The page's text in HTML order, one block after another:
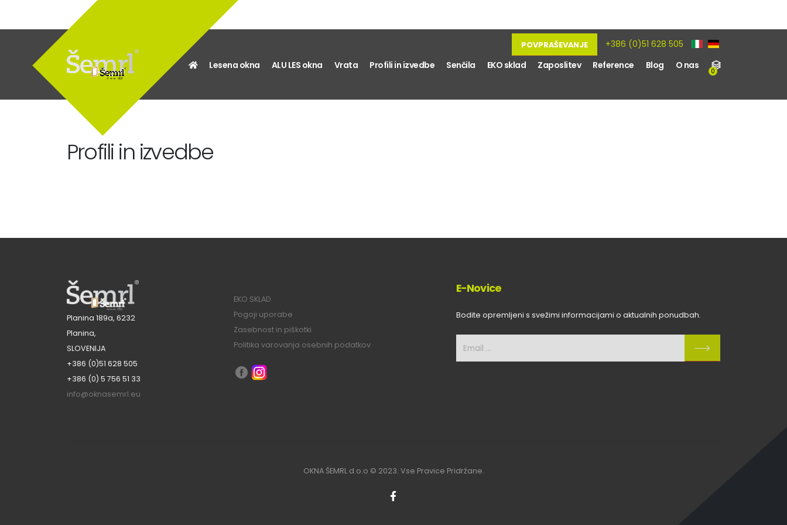
POVPRAŠEVANJE
+386 (0)51 628 505
Lesena okna
ALU LES okna Vrata Profili in izvedbe Senčila EKO sklad Zaposlitev Reference Blog O nas
0
Profili in izvedbe
Planina 189a, 6232
Planina,
SLOVENIJA
+386 (0)51 628 505
+386 (0) 5 756 51 33
info@oknasemrl.eu
EKO SKLAD
Pogoji uporabe
Zasebnost in piškotki
Politika varovanja osebnih podatkov
E-Novice
Bodite opremljeni s svežimi informacijami o aktualnih ponudbah.
OKNA ŠEMRL d.o.o © 2023. Vse Pravice Pridržane.